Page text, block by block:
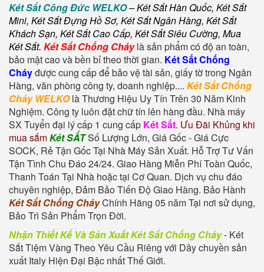
Két Sắt Công Đức WELKO–Két Sắt Hàn Quốc, Két Sắt
Mini, Két Sắt Đựng Hồ Sơ, Két Sắt Ngân Hàng, Két Sắt
Khách Sạn, Két Sắt Cao Cấp, Két Sắt Siêu Cường, Mua
Két Sắt. Két Sắt Chống Cháylà sản phẩm có độ an toàn,
bảo mật cao và bền bỉ theo thời gian. Két Sắt Chống
Cháyđược cung cấp để bảo vệ tài sản, giấy tờ trong Ngân
Hàng, văn phòng công ty, doanh nghiệp.... Két Sắt Chống
Cháy WELKOlà Thương Hiệu Uy Tín Trên 30 Năm Kinh
Nghiệm. Công ty luôn đặt chữ tín lên hàng đầu. Nhà máy
SX Tuyển đại lý cấp 1 cung cấp Két Sắt. Ưu Đãi Khủng khi
mua sắmKét SẮTSố Lượng Lớn, Giá Gốc - Giá Cực
SOCK, Rẻ Tận Gốc Tại Nhà Máy Sản Xuất. Hỗ Trợ Tư Vấn
Tận Tình Chu Đáo 24/24. Giao Hàng Miễn Phí Toàn Quốc,
Thanh Toán Tại Nhà hoặc tại Cơ Quan. Dịch vụ chu đáo
chuyên nghiệp, Đảm Bảo Tiến Độ Giao Hàng. Bảo Hành
Két Sắt Chống CháyChính Hãng 05 năm Tại nơi sử dụng,
Bảo Trì Sản Phẩm Trọn Đời.
Nhận Thiết Kế Và Sản Xuất Két Sắt Chống Cháy- Két
Sắt Tiệm Vàng Theo Yêu Cầu Riêng với Dây chuyền sản
xuất Italy Hiện Đại Bậc nhất Thế Giới.